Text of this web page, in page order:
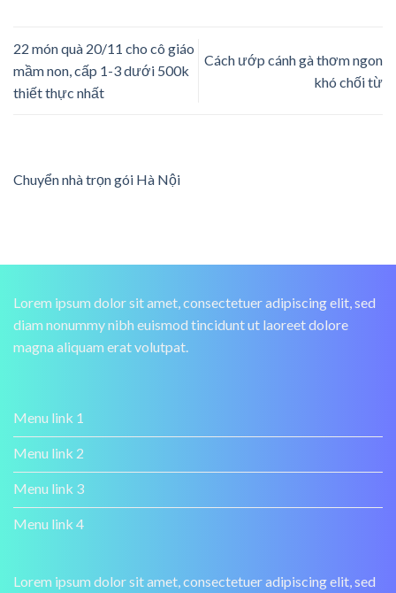
22 món quà 20/11 cho cô giáo
mầm non, cấp 1-3 dưới 500k
thiết thực nhất
Cách ướp cánh gà thơm ngon
khó chối từ
Chuyển nhà trọn gói Hà Nội
Lorem ipsum dolor sit amet, consectetuer adipiscing elit, sed
diam nonummy nibh euismod tincidunt ut laoreet dolore
magna aliquam erat volutpat.
Menu link 1
Menu link 2
Menu link 3
Menu link 4
Lorem ipsum dolor sit amet, consectetuer adipiscing elit, sed